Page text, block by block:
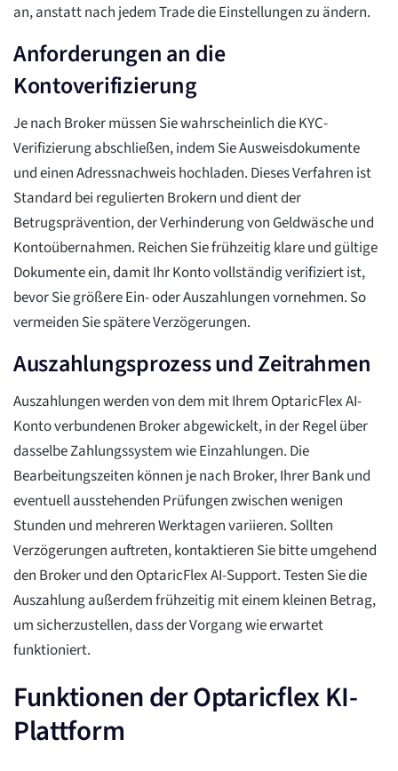
an, anstatt nach jedem Trade die Einstellungen zu ändern.
Anforderungen an die
Kontoverifizierung
Je nach Broker müssen Sie wahrscheinlich die KYC-
Verifizierung abschließen, indem Sie Ausweisdokumente
und einen Adressnachweis hochladen. Dieses Verfahren ist
Standard bei regulierten Brokern und dient der
Betrugsprävention, der Verhinderung von Geldwäsche und
Kontoübernahmen. Reichen Sie frühzeitig klare und gültige
Dokumente ein, damit Ihr Konto vollständig verifiziert ist,
bevor Sie größere Ein- oder Auszahlungen vornehmen. So
vermeiden Sie spätere Verzögerungen.
Auszahlungsprozess und Zeitrahmen
Auszahlungen werden von dem mit Ihrem OptaricFlex AI-
Konto verbundenen Broker abgewickelt, in der Regel über
dasselbe Zahlungssystem wie Einzahlungen. Die
Bearbeitungszeiten können je nach Broker, Ihrer Bank und
eventuell ausstehenden Prüfungen zwischen wenigen
Stunden und mehreren Werktagen variieren. Sollten
Verzögerungen auftreten, kontaktieren Sie bitte umgehend
den Broker und den OptaricFlex AI-Support. Testen Sie die
Auszahlung außerdem frühzeitig mit einem kleinen Betrag,
um sicherzustellen, dass der Vorgang wie erwartet
funktioniert.
Funktionen der Optaricflex KI-
Plattform